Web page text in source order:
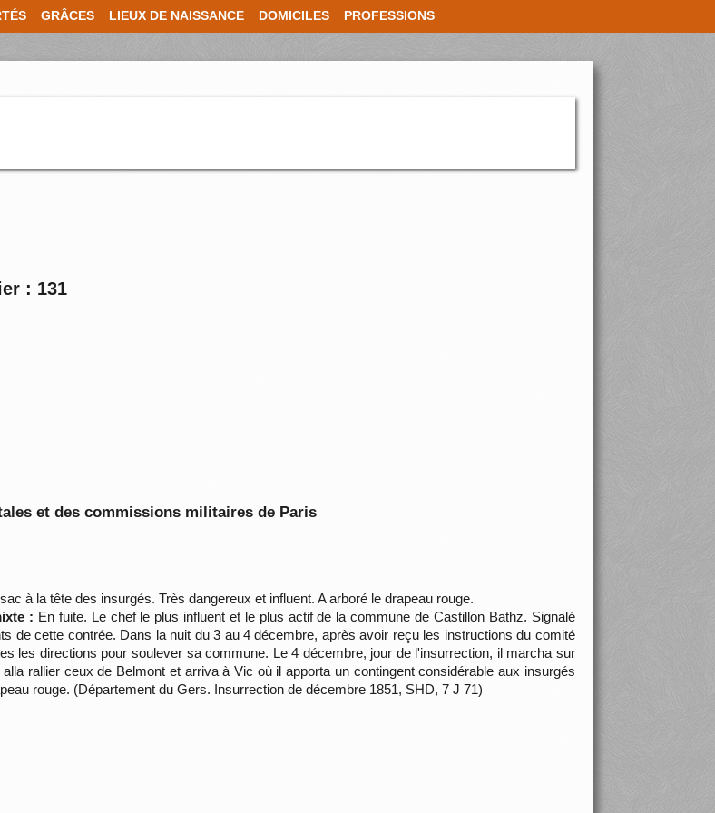
GRÂCES LIEUX DE NAISSANCE DOMICILES PROFESSIONS
: 131
et des commissions militaires de Paris
à la tête des insurgés. Très dangereux et influent. A arboré le drapeau rouge.
: En fuite. Le chef le plus influent et le plus actif de la commune de Castillon Bathz. Signalé
de cette contrée. Dans la nuit du 3 au 4 décembre, après avoir reçu les instructions du comité
les directions pour soulever sa commune. Le 4 décembre, jour de l'insurrection, il marcha sur
rallier ceux de Belmont et arriva à Vic où il apporta un contingent considérable aux insurgés
rouge. (Département du Gers. Insurrection de décembre 1851, SHD, 7 J 71)